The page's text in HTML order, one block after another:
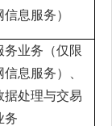
息服务）
务业务（仅限
息服务）、
据处理与交易
务